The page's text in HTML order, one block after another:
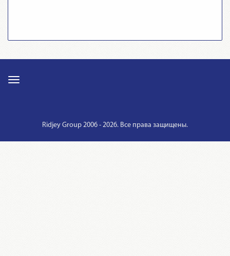
Ridjey Group 2006 - 2026. Все права защищены.